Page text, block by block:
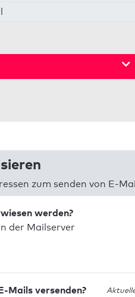
zum senden von E-
werden?
der Mailserver
Mails versenden?